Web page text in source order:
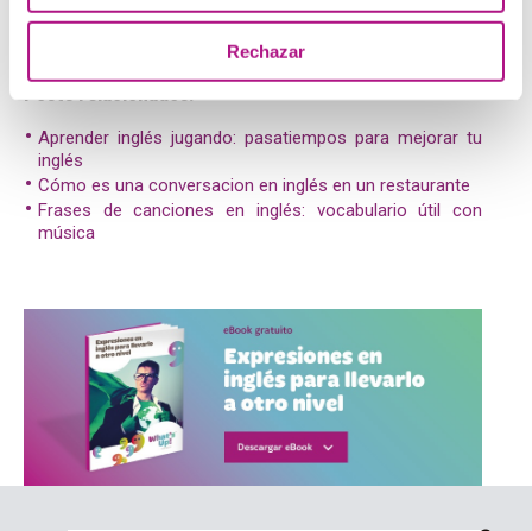
Rechazar
añadir a la lista. Y, sobre todo, ¡úsalas en cuanto puedas!
Aprender inglés jugando: pasatiempos para mejorar tu
inglés
Cómo es una conversacion en inglés en un restaurante
Frases de canciones en inglés: vocabulario útil con
música